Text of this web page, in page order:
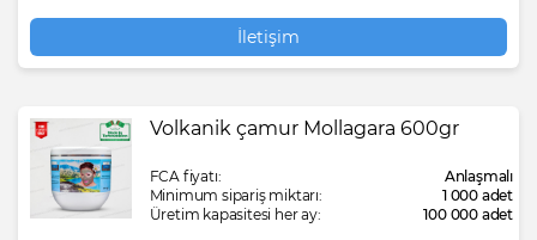
İletişim
Volkanik çamur Mollagara 600gr
FCA fiyatı:
Anlaşmalı
Minimum sipariş miktarı:
1 000 adet
Üretim kapasitesi her ay:
100 000 adet